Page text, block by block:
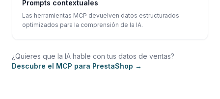
Prompts contextuales
Las herramientas MCP devuelven datos estructurados
optimizados para la comprensión de la IA.
¿Quieres que la IA hable con tus datos de ventas?
Descubre el MCP para PrestaShop →